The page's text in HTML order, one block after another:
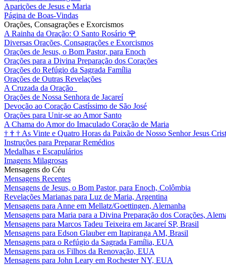
Aparições de Jesus e Maria
Página de Boas-Vindas
Orações, Consagrações e Exorcismos
A Rainha da Oração: O Santo Rosário 🌹
Diversas Orações, Consagrações e Exorcismos
Orações de Jesus, o Bom Pastor, para Enoch
Orações para a Divina Preparação dos Corações
Orações do Refúgio da Sagrada Família
Orações de Outras Revelações
A Cruzada da Oração
Orações de Nossa Senhora de Jacareí
Devoção ao Coração Castíssimo de São José
Orações para Unir-se ao Amor Santo
A Chama do Amor do Imaculado Coração de Maria
† † † As Vinte e Quatro Horas da Paixão de Nosso Senhor Jesus
Instruções para Preparar Remédios
Medalhas e Escapulários
Imagens Milagrosas
Mensagens do Céu
Mensagens Recentes
Mensagens de Jesus, o Bom Pastor, para Enoch, Colômbia
Revelações Marianas para Luz de Maria, Argentina
Mensagens para Anne em Mellatz/Goettingen, Alemanha
Mensagens para Maria para a Divina Preparação dos Corações,
Mensagens para Marcos Tadeu Teixeira em Jacareí SP, Brasil
Mensagens para Edson Glauber em Itapiranga AM, Brasil
Mensagens para o Refúgio da Sagrada Família, EUA
Mensagens para os Filhos da Renovação, EUA
Mensagens para John Leary em Rochester NY, EUA